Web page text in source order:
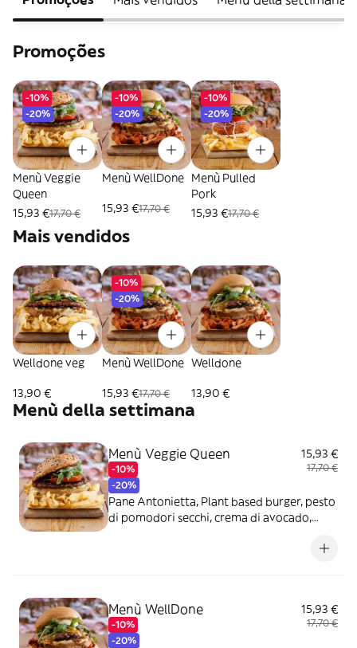
Promoções
-10%
-20%
Menù Veggie
Queen
15,93 €17,70 €
-10%
-20%
Menù WellDone
15,93 €17,70 €
-10%
-20%
Menù Pulled
Pork
15,93 €17,70 €
Mais vendidos
Welldone veg
13,90 €
-10%
-20%
Menù WellDone
15,93 €17,70 €
Welldone
13,90 €
Menù della settimana
Menù Veggie Queen
-10%
-20%
15,93 €
17,70 €
Pane Antonietta, Plant based burger, pesto
di pomodori secchi, crema di avocado,
Menù WellDone
-10%
-20%
15,93 €
17,70 €